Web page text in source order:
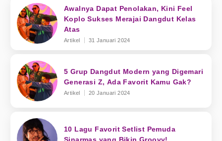
Awalnya Dapat Penolakan, Kini Feel
Koplo Sukses Merajai Dangdut Kelas
Atas
Artikel 31 Januari 2024
5 Grup Dangdut Modern yang Digemari
Generasi Z, Ada Favorit Kamu Gak?
Artikel 20 Januari 2024
10 Lagu Favorit Setlist Pemuda
Sinarmas yang Bikin Groovy!